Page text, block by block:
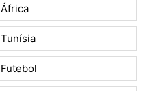
África
Tunísia
Futebol